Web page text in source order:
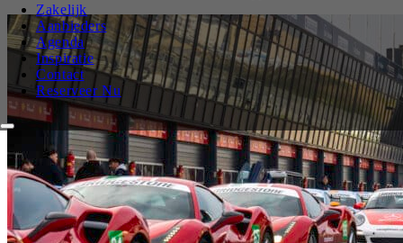
Zakelijk
Aanbieders
Agenda
Inspiratie
Contact
Reserveer Nu